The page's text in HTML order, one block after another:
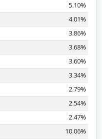
5.10%
4.01%
3.86%
3.68%
3.60%
3.34%
2.79%
2.54%
2.47%
10.06%